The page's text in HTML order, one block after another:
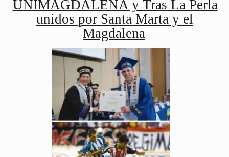
UNIMAGDALENA y Tras La Perla
unidos por Santa Marta y el
Magdalena